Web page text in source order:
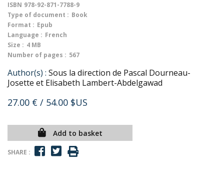
ISBN 978-92-871-7788-9
Type of document : Book
Format : Epub
Language : French
Size : 4 MB
Number of pages : 567
Author(s) : Sous la direction de Pascal Dourneau-
Josette et Elisabeth Lambert-Abdelgawad
27.00 € / 54.00 $US
Add to basket
SHARE :